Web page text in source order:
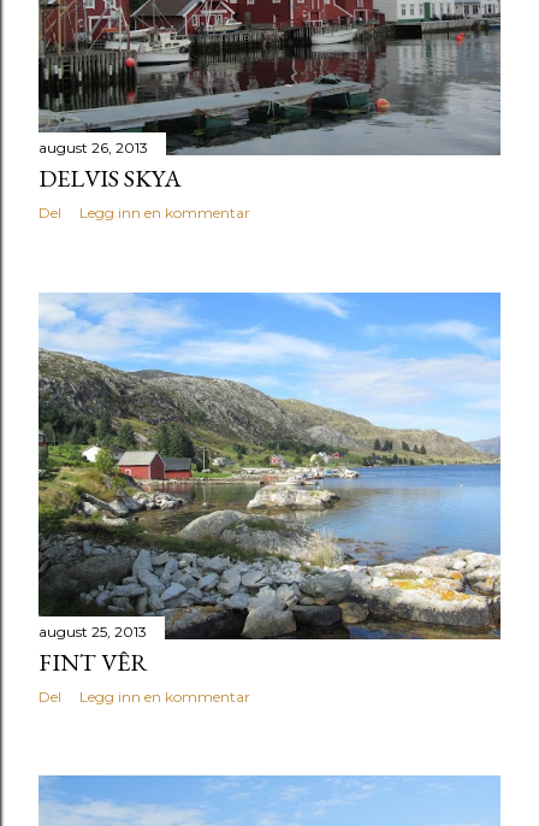
august 26, 2013
DELVIS SKYA
Del Legg inn en kommentar
august 25, 2013
FINT VÊR
Del Legg inn en kommentar